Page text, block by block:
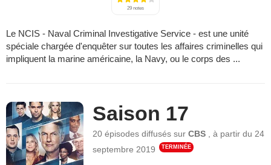
29 notes
Le NCIS - Naval Criminal Investigative Service - est une unité
spéciale chargée d'enquêter sur toutes les affaires criminelles qui
impliquent la marine américaine, la Navy, ou le corps des ...
Saison 17
20 épisodes diffusés surCBS ,à partir du24
septembre 2019
TERMINÉE